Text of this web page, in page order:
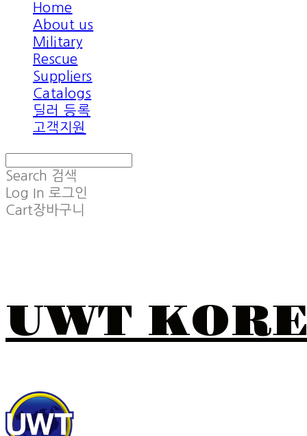
Home
About us
Military
Rescue
Suppliers
Catalogs
딜러 등록
고객지원
Search 검색
Log In 로그인
Cart장바구니
UWT